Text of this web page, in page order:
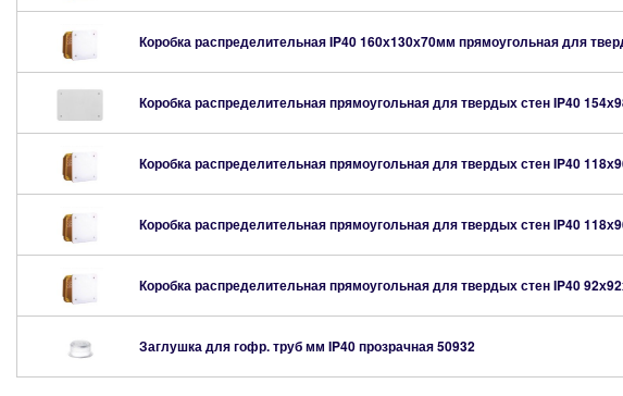
Коробка распределительная IP40 160х130х70мм прямоугольная для
Коробка распределительная прямоугольная для твердых стен IP40
Коробка распределительная прямоугольная для твердых стен IP40
Коробка распределительная прямоугольная для твердых стен IP40
Коробка распределительная прямоугольная для твердых стен IP40
Заглушка для гофр. труб мм IP40 прозрачная50932